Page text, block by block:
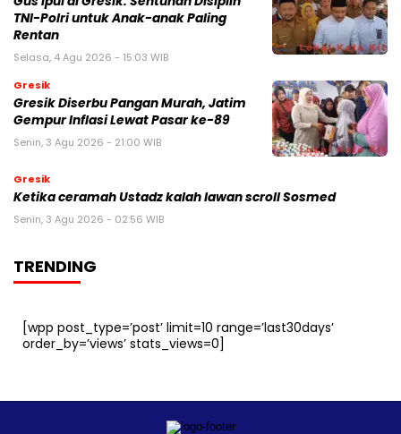
TNI-Polri untuk Anak-anak Paling
Rentan
Selasa, 4 Agu 2026 - 15:03 WIB
Gresik
Gresik Diserbu Pangan Murah, Jatim
Gempur Inflasi Lewat Pasar ke-89
Senin, 3 Agu 2026 - 21:00 WIB
Gresik
Ketika ceramah Ustadz kalah lawan scroll Sosmed
Senin, 3 Agu 2026 - 02:56 WIB
TRENDING
[wpp post_type=’post’ limit=10 range=’last30days’
order_by=’views’ stats_views=0]